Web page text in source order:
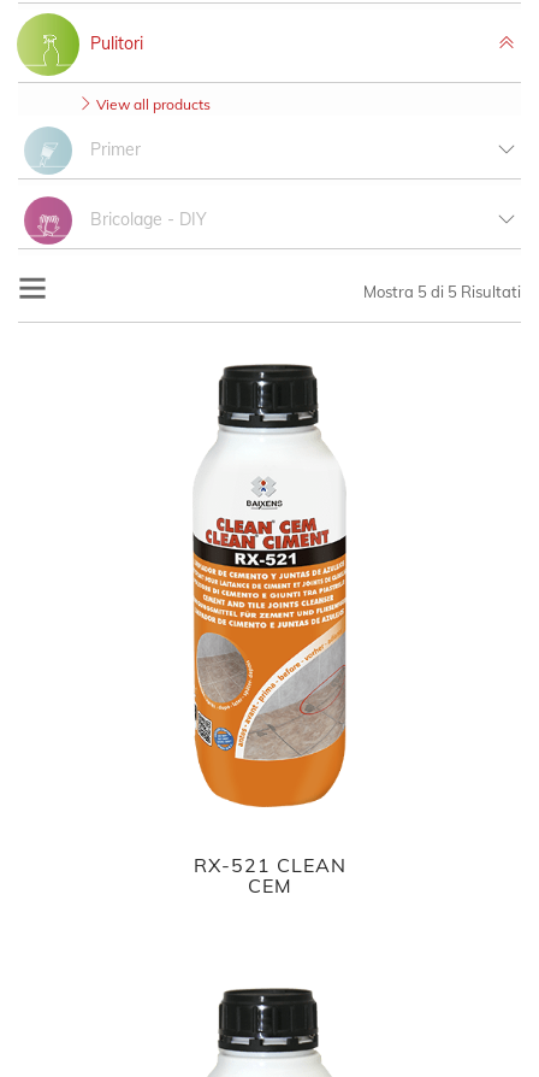
Cartongesso
Pulitori
View all products
Primer
Bricolage - DIY
Mostra 5 di 5 Risultati
RX-521 CLEAN
CEM